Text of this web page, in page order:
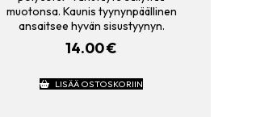
muotonsa. Kaunis tyynynpäällinen
ansaitsee hyvän sisustyynyn.
14.00€
LISÄÄ OSTOSKORIIN